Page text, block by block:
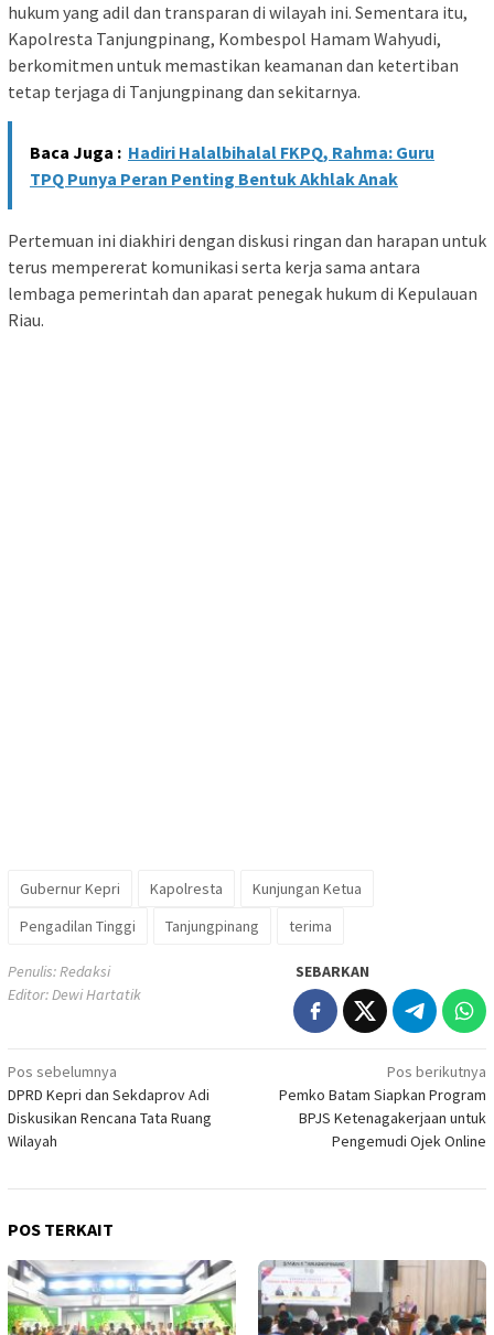
hukum yang adil dan transparan di wilayah ini. Sementara itu,
Kapolresta Tanjungpinang, Kombespol Hamam Wahyudi,
berkomitmen untuk memastikan keamanan dan ketertiban
tetap terjaga di Tanjungpinang dan sekitarnya.
Baca Juga : Hadiri Halalbihalal FKPQ, Rahma: Guru
TPQ Punya Peran Penting Bentuk Akhlak Anak
Pertemuan ini diakhiri dengan diskusi ringan dan harapan untuk
terus mempererat komunikasi serta kerja sama antara
lembaga pemerintah dan aparat penegak hukum di Kepulauan
Riau.
Gubernur Kepri Kapolresta
Kunjungan Ketua
Pengadilan Tinggi
Tanjungpinang terima
Penulis: Redaksi
Editor: Dewi Hartatik
SEBARKAN
Navigasi
pos
Pos sebelumnya
DPRD Kepri dan Sekdaprov Adi
Diskusikan Rencana Tata Ruang
Wilayah
Pos berikutnya
Pemko Batam Siapkan Program
BPJS Ketenagakerjaan untuk
Pengemudi Ojek Online
POS TERKAIT